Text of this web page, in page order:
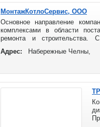
МонтажКотлоСервис, ООО
Основное направление
комплексами в области
ремонта и строительства.
Адрес: Набережные Челны,